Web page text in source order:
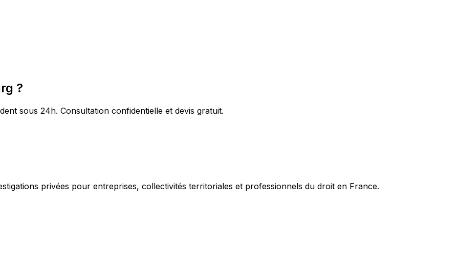
?
sous 24h. Consultation confidentielle et devis gratuit.
privées pour entreprises, collectivités territoriales et professionnels du droit en France.